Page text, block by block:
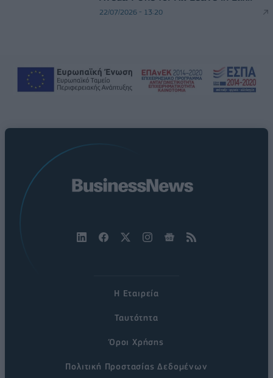
22/07/2026 - 13:20
Η Εταιρεία
Ταυτότητα
Όροι Χρήσης
Πολιτική Προστασίας Δεδομένων